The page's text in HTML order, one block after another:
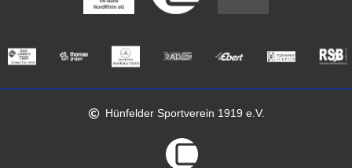
Hünfelder Sportverein 1919 e.V.